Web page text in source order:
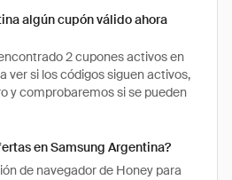
algún cupón válido ahora
2 cupones activos en
ver si los códigos siguen activos,
y comprobaremos si se pueden
en Samsung Argentina?
de navegador de Honey para